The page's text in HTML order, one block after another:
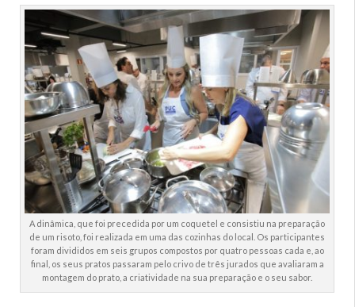
A dinâmica, que foi precedida por um coquetel e consistiu na preparação
de um risoto, foi realizada em uma das cozinhas do local. Os participantes
foram divididos em seis grupos compostos por quatro pessoas cada e, ao
final, os seus pratos passaram pelo crivo de três jurados que avaliaram a
montagem do prato, a criatividade na sua preparação e o seu sabor.